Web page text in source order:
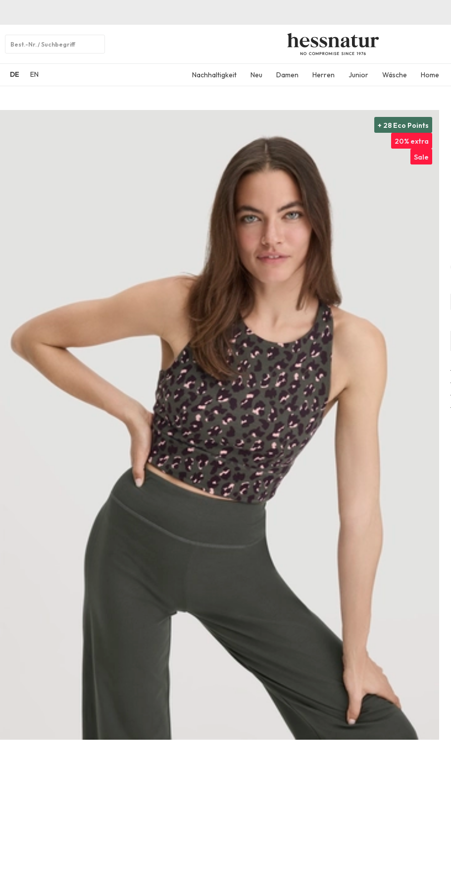
DE
EN Nachhaltigkeit Neu Damen Herren Junior Wäsche Home
+ 28 Eco Points
20% extra
Sale